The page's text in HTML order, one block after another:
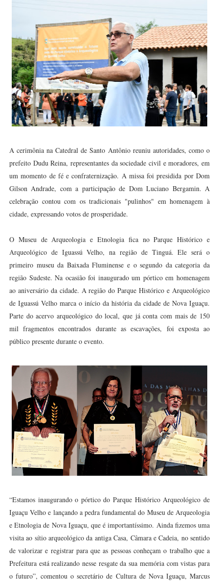
A cerimônia na Catedral de Santo Antônio reuniu autoridades, como o
prefeito Dudu Reina, representantes da sociedade civil e moradores, em
um momento de fé e confraternização. A missa foi presidida por Dom
Gilson Andrade, com a participação de Dom Luciano Bergamin. A
celebração contou com os tradicionais "pulinhos" em homenagem à
cidade, expressando votos de prosperidade.
O Museu de Arqueologia e Etnologia fica no Parque Histórico e
Arqueológico de Iguassú Velho, na região de Tinguá. Ele será o
primeiro museu da Baixada Fluminense e o segundo da categoria da
região Sudeste. Na ocasião foi inaugurado um pórtico em homenagem
ao aniversário da cidade. A região do Parque Histórico e Arqueológico
de Iguassú Velho marca o início da história da cidade de Nova Iguaçu.
Parte do acervo arqueológico do local, que já conta com mais de 150
mil fragmentos encontrados durante as escavações, foi exposta ao
público presente durante o evento.
“Estamos inaugurando o pórtico do Parque Histórico Arqueológico de
Iguaçu Velho e lançando a pedra fundamental do Museu de Arqueologia
e Etnologia de Nova Iguaçu, que é importantíssimo. Ainda fizemos uma
visita ao sítio arqueológico da antiga Casa, Câmara e Cadeia, no sentido
de valorizar e registrar para que as pessoas conheçam o trabalho que a
Prefeitura está realizando nesse resgate da sua memória com vistas para
o futuro”, comentou o secretário de Cultura de Nova Iguaçu, Marcus